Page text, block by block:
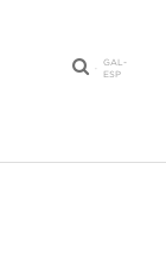
·
GAL-
ESP